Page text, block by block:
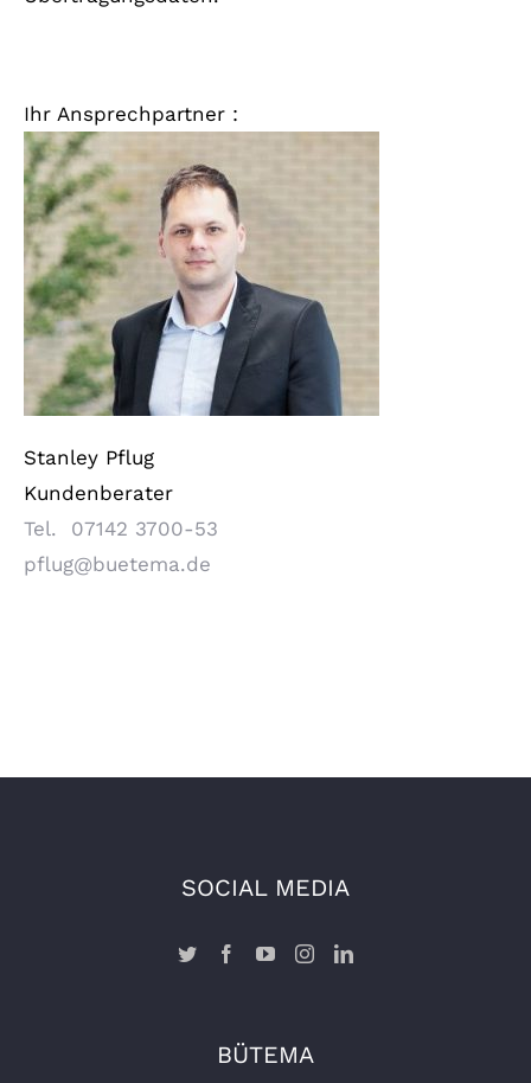
Ihr Ansprechpartner :
Stanley Pflug
Kundenberater
Tel. 07142 3700-53
pflug@buetema.de
SOCIAL MEDIA
BÜTEMA